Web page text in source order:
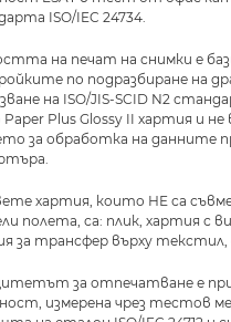
ISO/IEC 24734.
на печат на снимки е
по подразбиране на
на ISO/JIS-SCID N2
Plus Glossy II хартия и не
за обработка на данните
хартия, които НЕ са
полета, са: плик, хартия с
за трансфер върху
за отпечатване е
измерена чрез тестов